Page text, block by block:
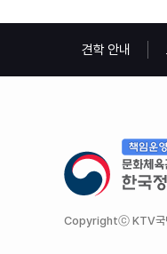
견학 안내
Copyrightⓒ KTV국